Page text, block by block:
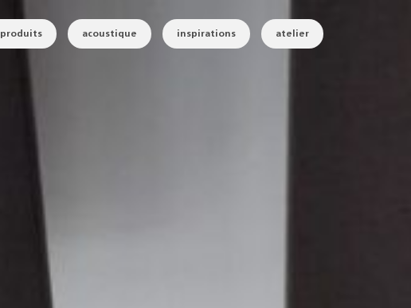
produits acoustique inspirations atelier